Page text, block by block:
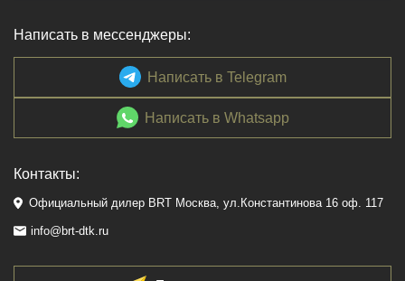
Написать в мессенджеры:
Написать в Telegram
Написать в Whatsapp
Контакты:
Официальный дилер BRT Москва, ул.Константинова 16 оф. 117
info@brt-dtk.ru